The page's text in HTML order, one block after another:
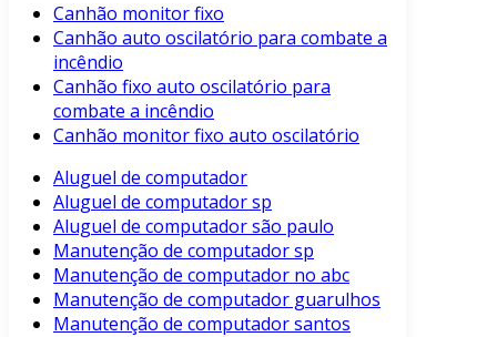
Canhão monitor fixo
Canhão auto oscilatório para combate a
incêndio
Canhão fixo auto oscilatório para
combate a incêndio
Canhão monitor fixo auto oscilatório
Aluguel de computador
Aluguel de computador sp
Aluguel de computador são paulo
Manutenção de computador sp
Manutenção de computador no abc
Manutenção de computador guarulhos
Manutenção de computador santos